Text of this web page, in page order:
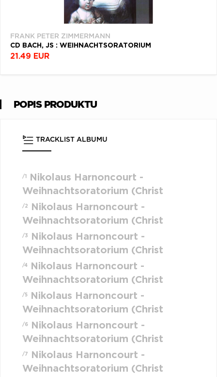
FRANK PETER ZIMMERMANN
CD BACH, JS : WEIHNACHTSORATORIUM
21.49 EUR
POPIS PRODUKTU
TRACKLIST ALBUMU
/1
Nikolaus Harnoncourt -
Weihnachtsoratorium (Christ
/2
Nikolaus Harnoncourt -
Weihnachtsoratorium (Christ
/3
Nikolaus Harnoncourt -
Weihnachtsoratorium (Christ
/4
Nikolaus Harnoncourt -
Weihnachtsoratorium (Christ
/5
Nikolaus Harnoncourt -
Weihnachtsoratorium (Christ
/6
Nikolaus Harnoncourt -
Weihnachtsoratorium (Christ
/7
Nikolaus Harnoncourt -
Weihnachtsoratorium (Christ